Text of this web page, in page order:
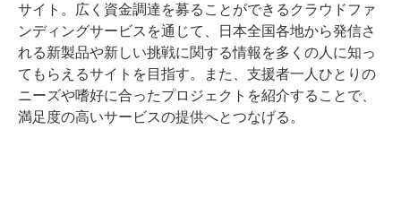
サイト。広く資金調達を募ることができるクラウドファ
ンディングサービスを通じて、日本全国各地から発信さ
れる新製品や新しい挑戦に関する情報を多くの人に知っ
てもらえるサイトを目指す。また、支援者一人ひとりの
ニーズや嗜好に合ったプロジェクトを紹介することで、
満足度の高いサービスの提供へとつなげる。